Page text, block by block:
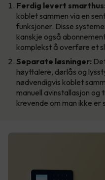
Ferdig levert
koblet sammen via en
funksjoner. Disse
kanskje også
komplekst å overføre et
Separate løsninger:
høyttalere, dørlås og
nødvendigvis koblet
manuell avinstallasjon og
krevende om man ikke er